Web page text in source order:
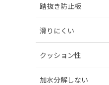
踏抜き防止板
滑りにくい
クッション性
加水分解しない